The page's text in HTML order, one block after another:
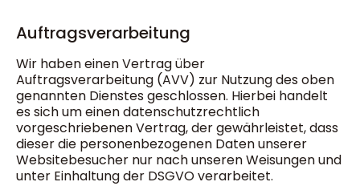
Auftragsverarbeitung
Wir haben einen Vertrag über
Auftragsverarbeitung (AVV) zur Nutzung des oben
genannten Dienstes geschlossen. Hierbei handelt
es sich um einen datenschutzrechtlich
vorgeschriebenen Vertrag, der gewährleistet, dass
dieser die personenbezogenen Daten unserer
Websitebesucher nur nach unseren Weisungen und
unter Einhaltung der DSGVO verarbeitet.